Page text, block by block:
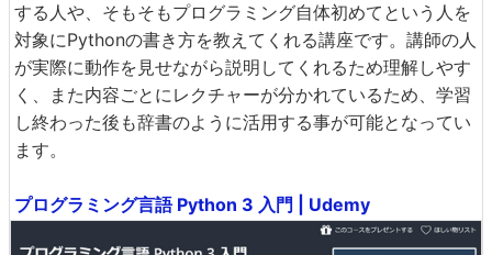
する人や、そもそもプログラミング自体初めてという人を
対象にPythonの書き方を教えてくれる講座です。講師の人
が実際に動作を見せながら説明してくれるため理解しやす
く、また内容ごとにレクチャーが分かれているため、学習
し終わった後も辞書のように活用する事が可能となってい
ます。
プログラミング言語 Python 3 入門 | Udemy